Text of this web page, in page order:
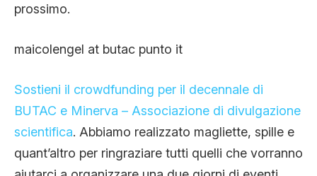
prossimo.
maicolengel at butac punto it
Sostieni il crowdfunding per il decennale di
BUTAC e Minerva – Associazione di divulgazione
scientifica. Abbiamo realizzato magliette, spille e
quant’altro per ringraziare tutti quelli che vorranno